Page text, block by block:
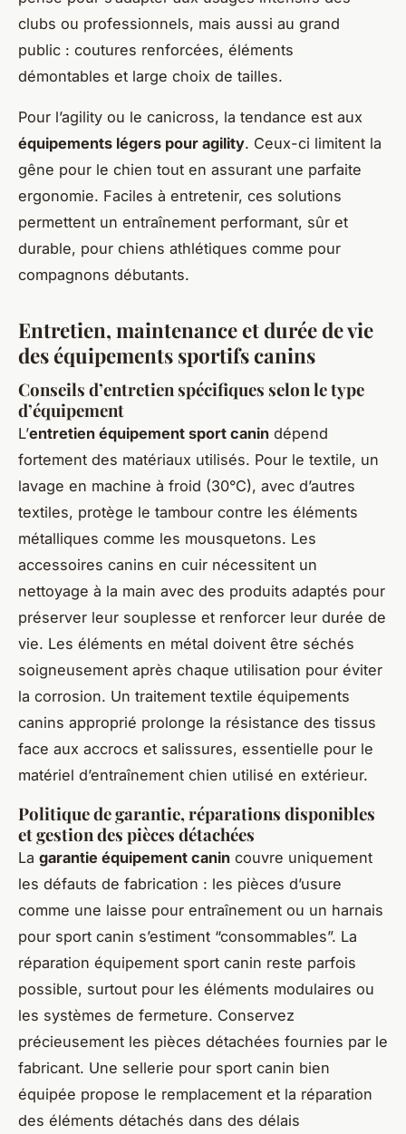
clubs ou professionnels, mais aussi au grand
public : coutures renforcées, éléments
démontables et large choix de tailles.
Pour l’agility ou le canicross, la tendance est aux
équipements légers pour agility. Ceux-ci limitent la
gêne pour le chien tout en assurant une parfaite
ergonomie. Faciles à entretenir, ces solutions
permettent un entraînement performant, sûr et
durable, pour chiens athlétiques comme pour
compagnons débutants.
Entretien, maintenance et durée de vie
des équipements sportifs canins
Conseils d’entretien spécifiques selon le type
d’équipement
L’entretien équipement sport canin dépend
fortement des matériaux utilisés. Pour le textile, un
lavage en machine à froid (30°C), avec d’autres
textiles, protège le tambour contre les éléments
métalliques comme les mousquetons. Les
accessoires canins en cuir nécessitent un
nettoyage à la main avec des produits adaptés pour
préserver leur souplesse et renforcer leur durée de
vie. Les éléments en métal doivent être séchés
soigneusement après chaque utilisation pour éviter
la corrosion. Un traitement textile équipements
canins approprié prolonge la résistance des tissus
face aux accrocs et salissures, essentielle pour le
matériel d’entraînement chien utilisé en extérieur.
Politique de garantie, réparations disponibles
et gestion des pièces détachées
La garantie équipement canin couvre uniquement
les défauts de fabrication : les pièces d’usure
comme une laisse pour entraînement ou un harnais
pour sport canin s’estiment “consommables”. La
réparation équipement sport canin reste parfois
possible, surtout pour les éléments modulaires ou
les systèmes de fermeture. Conservez
précieusement les pièces détachées fournies par le
fabricant. Une sellerie pour sport canin bien
équipée propose le remplacement et la réparation
des éléments détachés dans des délais